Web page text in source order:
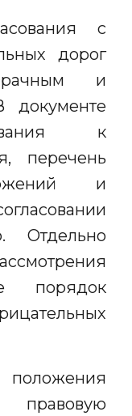
с
дорог
и
документе
к
перечень
и
Отдельно
порядок
правовую